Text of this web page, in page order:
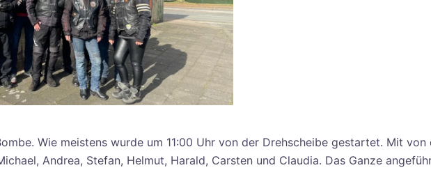
Wie meistens wurde um 11:00 Uhr von der Drehscheibe gestartet. Mit von
Andrea, Stefan, Helmut, Harald, Carsten und Claudia. Das Ganze